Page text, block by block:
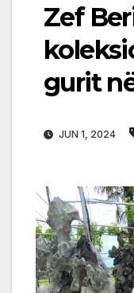
Zef
gurit
JUN 1, 2024